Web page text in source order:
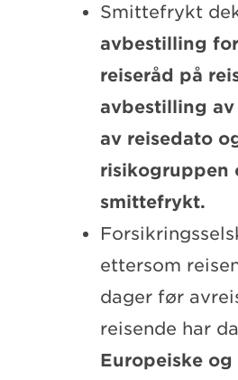
Smittefrykt
avbestilling
reiseråd på
avbestilling
av reisedato
risikogruppen
smittefrykt.
ettersom
dager før
reisende har
Europeiske